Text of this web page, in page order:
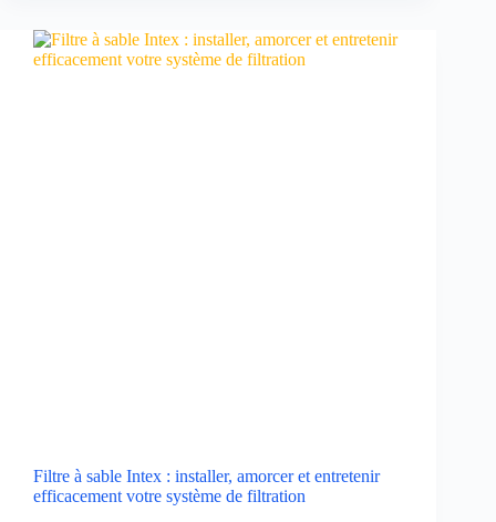
Filtre à sable Intex : installer, amorcer et entretenir
efficacement votre système de filtration